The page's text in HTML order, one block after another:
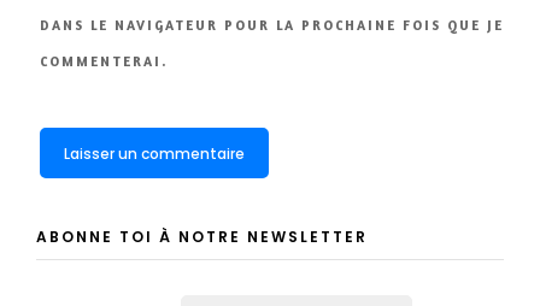
DANS LE NAVIGATEUR POUR LA PROCHAINE FOIS QUE JE
COMMENTERAI.
ABONNE TOI À NOTRE NEWSLETTER